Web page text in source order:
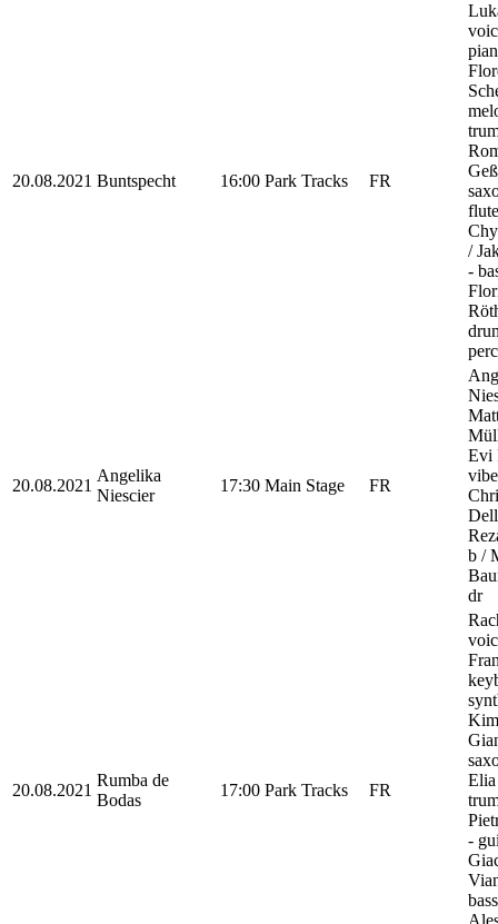
20.08.2021 Buntspecht 16:00 Park Tracks FR
/
-
20.08.2021
Angelika
Niescier
17:30 Main Stage FR
Evi
b /
dr
20.08.2021
Rumba de
Bodas
17:00 Park Tracks FR
Kim
-